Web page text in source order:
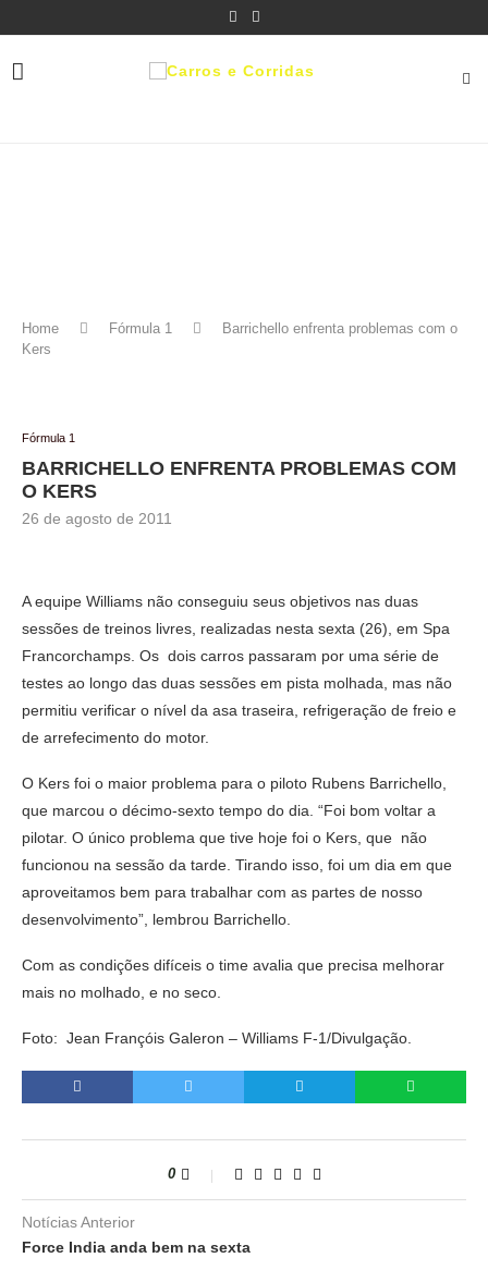
Home Fórmula 1
Barrichello enfrenta problemas com o
Kers
Fórmula 1
BARRICHELLO ENFRENTA PROBLEMAS COM
O KERS
26 de agosto de 2011
A equipe Williams não conseguiu seus objetivos nas duas
sessões de treinos livres, realizadas nesta sexta (26), em Spa
Francorchamps. Os dois carros passaram por uma série de
testes ao longo das duas sessões em pista molhada, mas não
permitiu verificar o nível da asa traseira, refrigeração de freio e
de arrefecimento do motor.
O Kers foi o maior problema para o piloto Rubens Barrichello,
que marcou o décimo-sexto tempo do dia. “Foi bom voltar a
pilotar. O único problema que tive hoje foi o Kers, que não
funcionou na sessão da tarde. Tirando isso, foi um dia em que
aproveitamos bem para trabalhar com as partes de nosso
desenvolvimento”, lembrou Barrichello.
Com as condições difíceis o time avalia que precisa melhorar
mais no molhado, e no seco.
Foto: Jean Françóis Galeron – Williams F-1/Divulgação.
0
Notícias Anterior
Force India anda bem na sexta